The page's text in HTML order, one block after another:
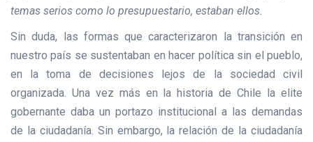
temas serios como lo presupuestario, estaban ellos.
Sin duda, las formas que caracterizaron la transición en
nuestro país se sustentaban en hacer política sin el pueblo,
en la toma de decisiones lejos de la sociedad civil
organizada. Una vez más en la historia de Chile la elite
gobernante daba un portazo institucional a las demandas
de la ciudadanía. Sin embargo, la relación de la ciudadanía